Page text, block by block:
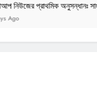
সাংবাদিকদের সমালোচনার মাঝেও